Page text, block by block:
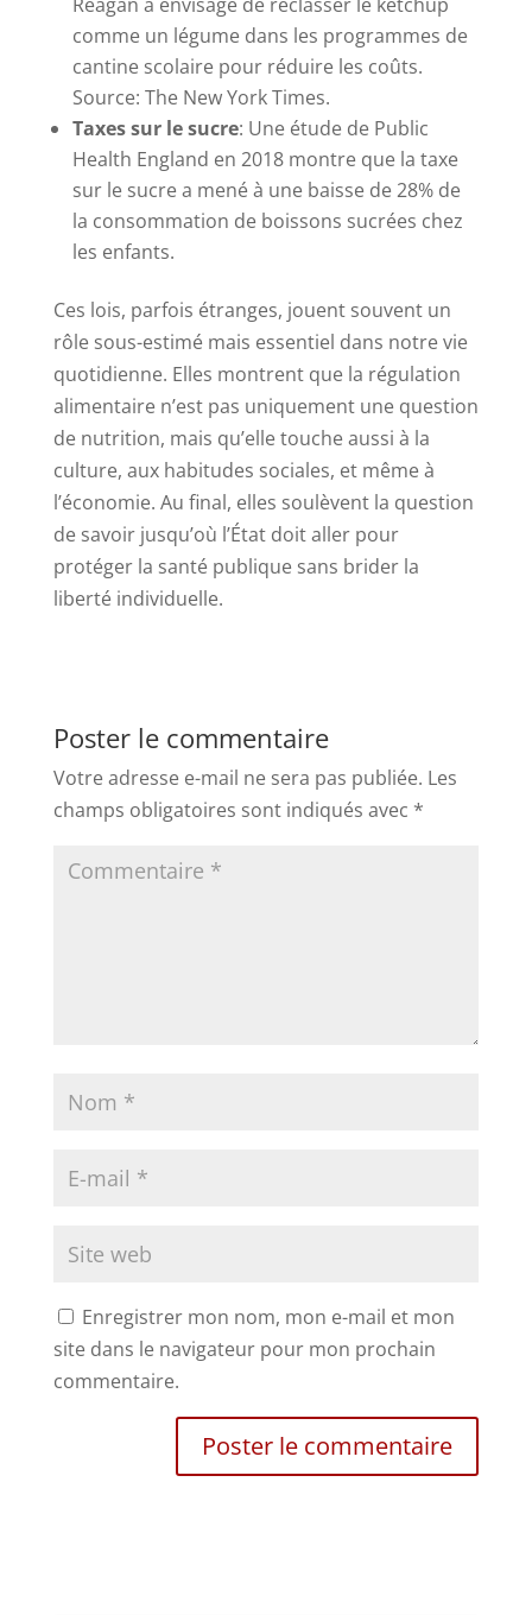
comme un légume dans les programmes de
cantine scolaire pour réduire les coûts.
Source: The New York Times.
Taxes sur le sucre: Une étude de Public
Health England en 2018 montre que la taxe
sur le sucre a mené à une baisse de 28% de
la consommation de boissons sucrées chez
les enfants.
Ces lois, parfois étranges, jouent souvent un
rôle sous-estimé mais essentiel dans notre vie
quotidienne. Elles montrent que la régulation
alimentaire n’est pas uniquement une question
de nutrition, mais qu’elle touche aussi à la
culture, aux habitudes sociales, et même à
l’économie. Au final, elles soulèvent la question
de savoir jusqu’où l’État doit aller pour
protéger la santé publique sans brider la
liberté individuelle.
Poster le commentaire
Votre adresse e-mail ne sera pas publiée. Les
champs obligatoires sont indiqués avec *
Enregistrer mon nom, mon e-mail et mon
site dans le navigateur pour mon prochain
commentaire.